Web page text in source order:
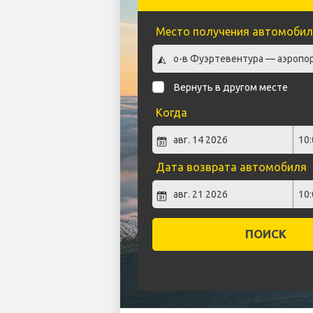
Место получения
Вернуть в другом месте
Когда
Дата возврата автомобиля
ПОИСК